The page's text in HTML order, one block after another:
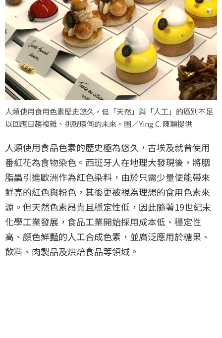
人類使用食用色素歷史悠久，但「天然」與「人工」的區別不足
以回應日趨複雜、挑戰環伺的未來。圖／Ying C. 陳穎提供
人類使用食品色素的歷史極為悠久，古埃及就曾使用
番紅花為食物染色。西班牙人在地理大發現後，將胭
脂蟲引進歐洲作為紅色染料，由於只需少量便能帶來
鮮亮的紅色與粉色，其後更被視為理想的食用色素來
源。但天然色素昂貴且穩定性低，因此隨著19世紀末
化學工業發展，食品工業開始採用成本低、穩定性
高、顏色鮮豔的人工合成色素，並廣泛應用於糖果、
飲料、肉製品及烘焙食品等領域。